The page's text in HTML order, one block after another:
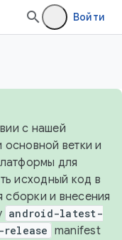
Войти
с нашей
ветки и
для
исходный код в
сборки и внесения
android-latest-
manifest